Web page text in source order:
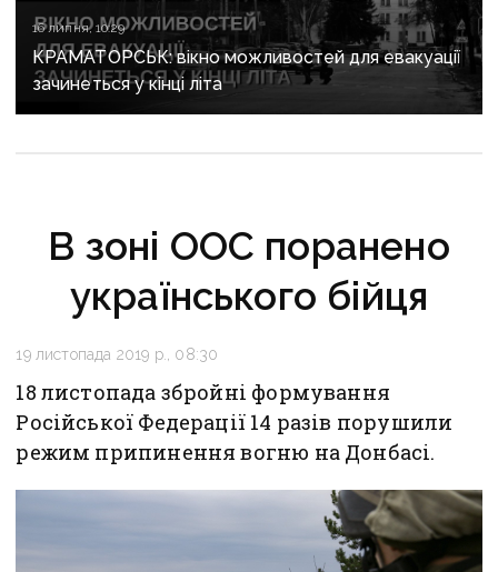
16 липня, 10:29
КРАМАТОРСЬК: вікно можливостей для евакуації
зачинеться у кінці літа
В зоні ООС поранено
українського бійця
19 листопада 2019 р., 08:30
18 листопада збройні формування
Російської Федерації 14 разів порушили
режим припинення вогню на Донбасі.